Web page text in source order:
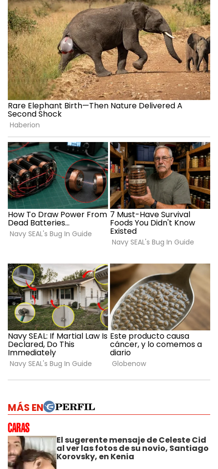
MÁS EN
El sugerente mensaje de Celeste Cid
al ver las fotos de su novio, Santiago
Korovsky, en Kenia